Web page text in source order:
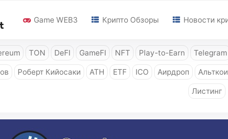
Game WEB3 Крипто Обзоры Новости
TON DeFI GameFI NFT Play-to-Earn Telegram
Роберт Кийосаки ATH ETF ICO Аирдроп
Листинг